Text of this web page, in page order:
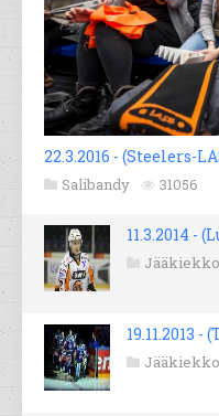
22.3.2016 - (Steelers-
Salibandy 31056
11.3.2014 -
Jääkiekko
19.11.2013 -
Jääkiekko